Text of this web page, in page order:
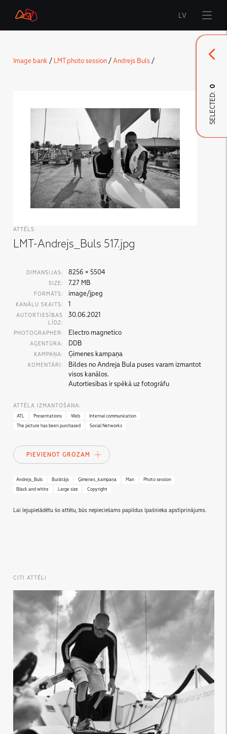
Start
LMT Defence
Downloads and news
Developed materials
LV
Image bank / LMT photo session/Andrejs Buls/
ATTĒLS
LMT-Andrejs_Buls 517.jpg
DIMANSIJAS: 8256 × 5504
SIZE: 7.27 MB
FORMĀTS: image/jpeg
KANĀLU SKAITS: 1
AUTORTIESĪBAS
LĪDZ:
30.06.2021
PHOTOGRAPHER: Electro magnetico
AĢENTŪRA: DDB
KAMPAŅA: Ģimenes kampaņa
KOMENTĀRI:
Bildes no Andreja Bula puses varam izmantot
visos kanālos.
Autortiesības ir spēkā uz fotogrāfu
ATTĒLA IZMANTOŠANA:
ATL Presentations Web
Internal communication
The picture has been purchased
Social Networks
PIEVIENOT GROZAM
Andrejs_Buls Burātājs Ģimenes_kampaņa Man
Photo session
Black and white
Large size Copyright
Lai lejupielādētu šo attēlu, būs nepieciešams papildus īpašnieka apstiprinājums.
CITI ATTĒLI
SELECTED:
0